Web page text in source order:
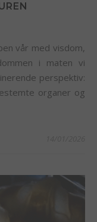
i maten vi
perspektiv:
organer og